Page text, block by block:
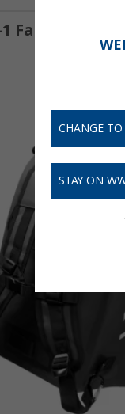
CHANGE
STAY ON